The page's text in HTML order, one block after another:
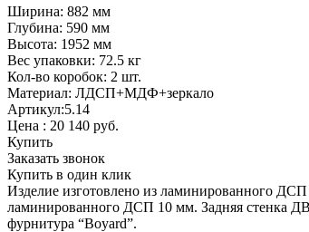
Ширина: 882 мм
Глубина: 590 мм
Высота: 1952 мм
Вес упаковки: 72.5 кг
Кол-во коробок: 2 шт.
Материал: ЛДСП+МДФ+зеркало
Артикул:5.14
Цена : 20 140 руб.
Купить
Заказать звонок
Купить в один клик
Изделие изготовлено из ламинированного
ламинированного ДСП 10 мм. Задняя стенка
фурнитура “Boyard”.